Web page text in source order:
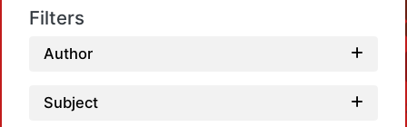
Filters
Author
Subject